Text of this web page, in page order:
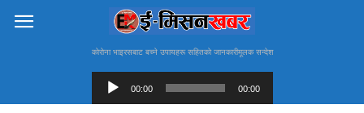
काेराेना भाइरसबाट बच्ने उपायहरू सहितकाे जानकारीमूलक सन्देश
Audio
Player
00:00 00:00